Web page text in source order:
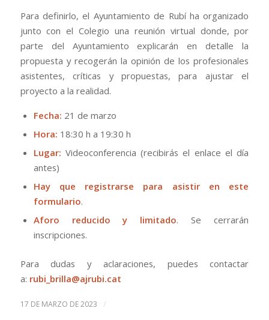
Para definirlo, el Ayuntamiento de Rubí ha organizado
junto con el Colegio una reunión virtual donde, por
parte del Ayuntamiento explicarán en detalle la
propuesta y recogerán la opinión de los profesionales
asistentes, críticas y propuestas, para ajustar el
proyecto a la realidad.
Fecha: 21 de marzo
Hora: 18:30 h a 19:30 h
Lugar: Videoconferencia (recibirás el enlace el día
antes)
Hay que registrarse para asistir en este
formulario.
Aforo reducido y limitado. Se cerrarán
inscripciones.
Para dudas y aclaraciones, puedes contactar
a: rubi_brilla@ajrubi.cat
17 DE MARZO DE 2023 /